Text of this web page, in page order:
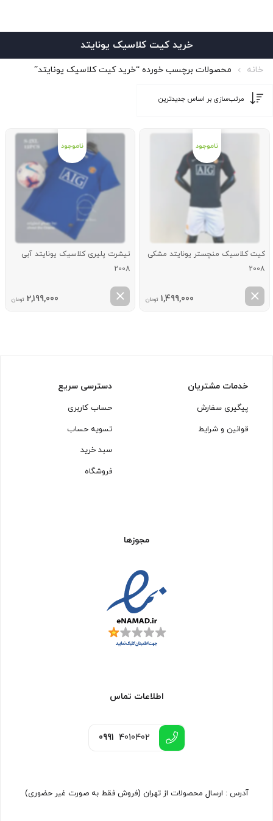
خرید کیت کلاسیک یونایتد
خانه محصولات برچسب خورده “خرید کیت کلاسیک یونایتد”
کیت کلاسیک منچستر یونایتد مشکی
2008
1,499,000 تومان
تیشرت پلیری کلاسیک یونایتد آبی
2008
2,199,000 تومان
خدمات مشتریان
پیگیری سفارش
قوانین و شرایط
دسترسی سریع
حساب کاربری
تسویه حساب
سبد خرید
فروشگاه
مجوزها
اطلاعات تماس
0991 4010402
آدرس : ارسال محصولات از تهران (فروش فقط به صورت غیر حضوری)